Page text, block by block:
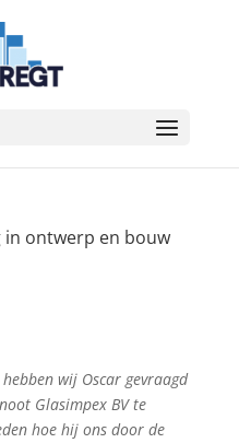
ontwerp en bouw
wij Oscar gevraagd
Glasimpex BV te
hoe hij ons door de